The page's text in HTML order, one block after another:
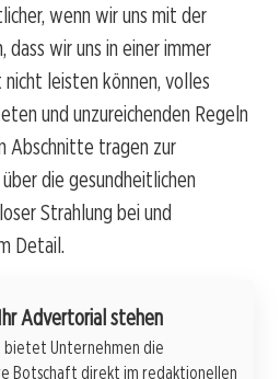
wenn wir uns mit der
wir uns in einer immer
leisten können, volles
und unzureichenden Regeln
Abschnitte tragen zur
die gesundheitlichen
Strahlung bei und
Detail.
Advertorial stehen
bietet Unternehmen die
Botschaft direkt im redaktionellen